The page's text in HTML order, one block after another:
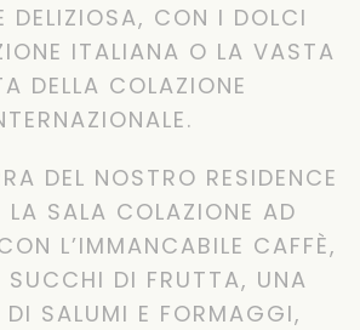
DELIZIOSA, CON I DOLCI
ITALIANA O LA VASTA
DELLA COLAZIONE
DEL NOSTRO RESIDENCE
LA SALA COLAZIONE AD
L’IMMANCABILE CAFFÈ,
SUCCHI DI FRUTTA, UNA
DI SALUMI E FORMAGGI,